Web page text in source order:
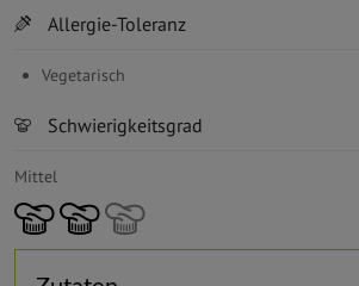
Allergie-Toleranz
Vegetarisch
Schwierigkeitsgrad
Mittel
Horizontal tabs